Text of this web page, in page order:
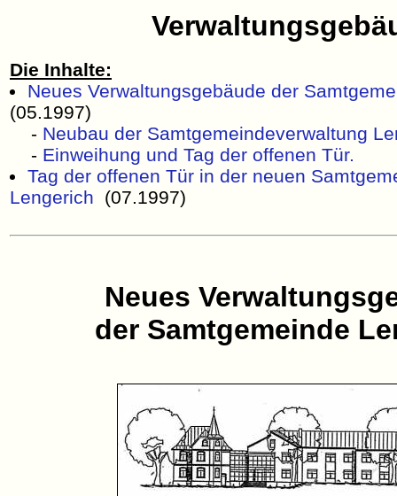
Die Inhalte:
Neues Verwaltungsgebäude der
(05.1997)
- Neubau der Samtgemeindeverwaltung
- Einweihung und Tag der offenen Tür.
Tag der offenen Tür in der neuen
Lengerich (07.1997)
Neues
der Samtgemeinde